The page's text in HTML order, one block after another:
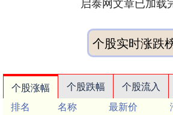
个股实时涨跌
个股涨幅 个股跌幅 个股流入
排名
名称 最新价